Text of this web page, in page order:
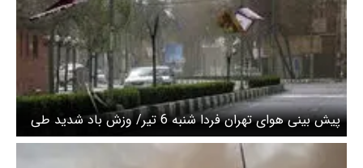
پیش بینی هوای تهران فردا شنبه 6 تیر/ وزش باد شدید طی
عصر فردا